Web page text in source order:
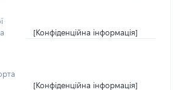
[Конфіденційна інформація]
[Конфіденційна інформація]